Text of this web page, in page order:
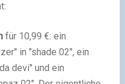
für 10,99 €: ein
in "shade 02", ein
devi" und ein